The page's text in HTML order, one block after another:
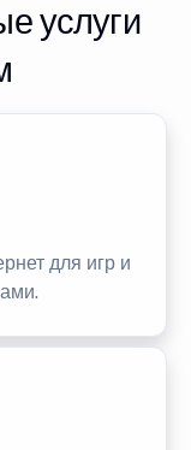
услуги
для игр и